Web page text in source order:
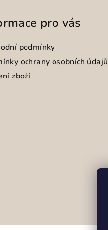
pro vás
podmínky
ochrany osobních údajů
zboží